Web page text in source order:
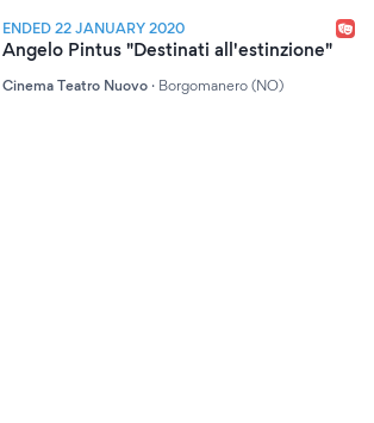
ENDED 22 JANUARY 2020
Angelo Pintus "Destinati all'estinzione"
Cinema Teatro Nuovo · Borgomanero (NO)